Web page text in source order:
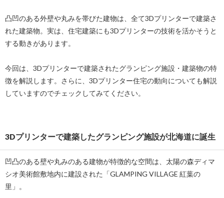
凸凹のある外壁や丸みを帯びた建物は、全て3Dプリンターで建築さ
れた建築物。実は、住宅建築にも3Dプリンターの技術を活かそうと
する動きがあります。
今回は、3Dプリンターで建築されたグランピング施設・建築物の特
徴を解説します。さらに、3Dプリンター住宅の動向についても解説
していますのでチェックしてみてください。
3Dプリンターで建築したグランピング施設が北海道に誕生
凹凸のある壁や丸みのある建物が特徴的な空間は、太陽の森ディマ
シオ美術館敷地内に建設された「GLAMPING VILLAGE 紅葉の
里」。